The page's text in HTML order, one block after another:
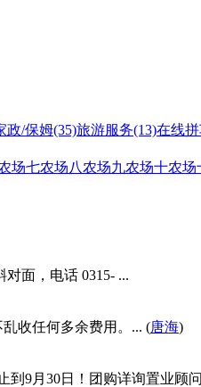
政/保姆(35)旅游服务(13)在线
场七农场八农场九农场十农场
面，电话 0315- ...
收任何多余费用。... (唐海)
9月30日！团购详询置业